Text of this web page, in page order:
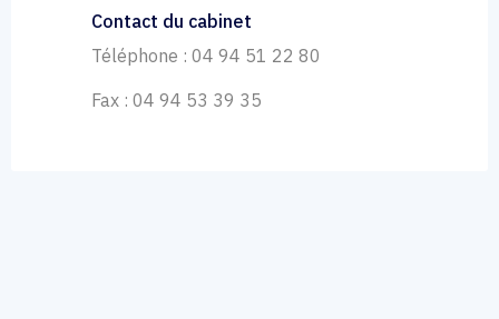
Contact du cabinet
Téléphone : 04 94 51 22 80
Fax : 04 94 53 39 35